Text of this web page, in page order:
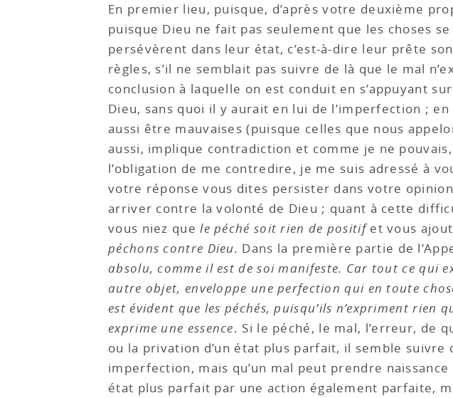
En premier lieu, puisque, d’après votre deuxième
puisque Dieu ne fait pas seulement que les choses
persévèrent dans leur état, c’est-à-dire leur prête
règles, s’il ne semblait pas suivre de là que le mal
conclusion à laquelle on est conduit en s’appuyant
Dieu, sans quoi il y aurait en lui de l’imperfection ;
aussi être mauvaises (puisque celles que nous
aussi, implique contradiction et comme je ne
l’obligation de me contredire, je me suis adressé à
votre réponse vous dites persister dans votre
arriver contre la volonté de Dieu ; quant à cette
vous niez quele péché soit rien de positifet vous
péchons contre Dieu. Dans la première partie de
absolu, comme il est de soi manifeste. Car tout ce qui
autre objet, enveloppe une perfection qui en toute
est évident que les péchés, puisqu’ils n’expriment
exprime une essence. Si le péché, le mal, l’erreur, de
ou la privation d’un état plus parfait, il semble suivre
imperfection, mais qu’un mal peut prendre
état plus parfait par une action également parfaite,